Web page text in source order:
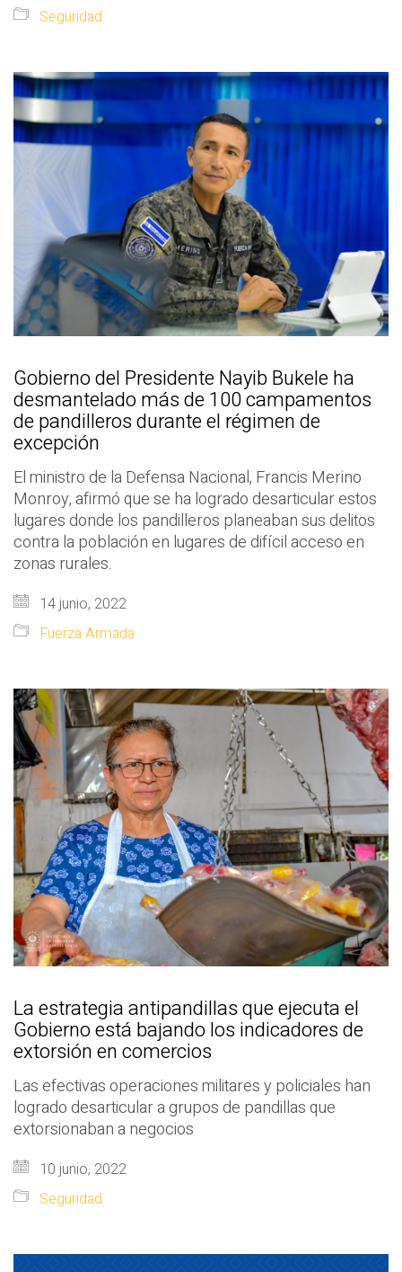
Seguridad
Gobierno del Presidente Nayib Bukele ha
desmantelado más de 100 campamentos
de pandilleros durante el régimen de
excepción
El ministro de la Defensa Nacional, Francis Merino
Monroy, afirmó que se ha logrado desarticular estos
lugares donde los pandilleros planeaban sus delitos
contra la población en lugares de difícil acceso en
zonas rurales.
14 junio, 2022
Fuerza Armada
La estrategia antipandillas que ejecuta el
Gobierno está bajando los indicadores de
extorsión en comercios
Las efectivas operaciones militares y policiales han
logrado desarticular a grupos de pandillas que
extorsionaban a negocios
10 junio, 2022
Seguridad